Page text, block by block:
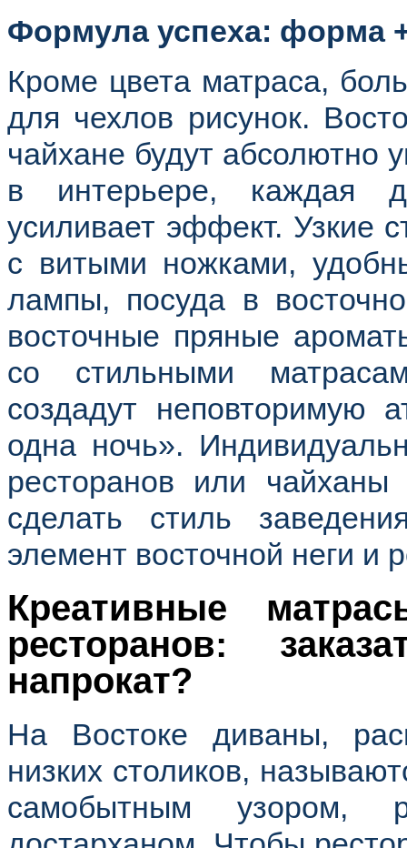
Формула успеха: форма
Кроме цвета матраса,
для чехлов рисунок.
чайхане будут абсолютно
в интерьере, каждая
усиливает эффект. Узкие
с витыми ножками,
лампы, посуда в
восточные пряные
со стильными
создадут неповторимую
одна ночь».
ресторанов или чайханы
сделать стиль
элемент восточной неги и
Креативные
ресторанов:
напрокат?
На Востоке диваны,
низких столиков,
самобытным узором,